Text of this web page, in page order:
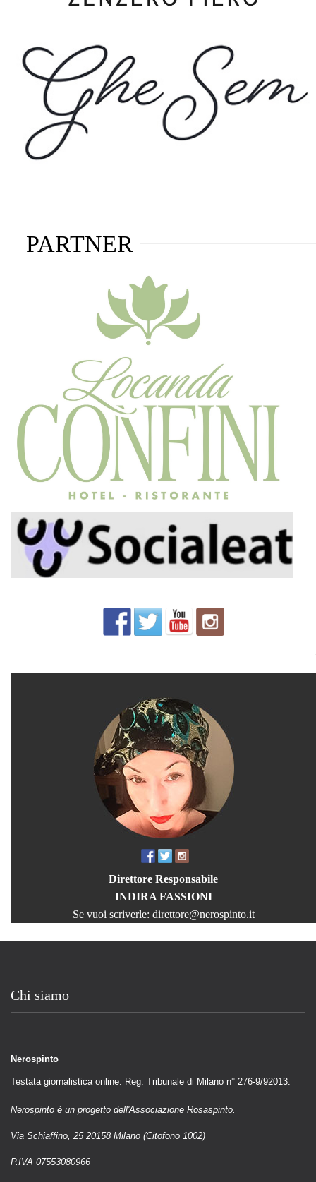
PARTNER
Direttore Responsabile
INDIRA FASSIONI
Se vuoi scriverle: direttore@nerospinto.it
Chi siamo
Nerospinto
Testata giornalistica online. Reg. Tribunale di Milano n° 276-9/92013.
Nerospinto è un progetto dell'Associazione Rosaspinto.
Via Schiaffino, 25 20158 Milano (Citofono 1002)
P.IVA 07553080966